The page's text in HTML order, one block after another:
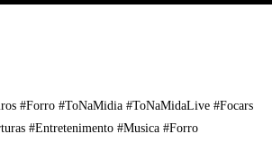
#Forro #ToNaMidia #ToNaMidaLive #Focars
#Entretenimento #Musica #Forro